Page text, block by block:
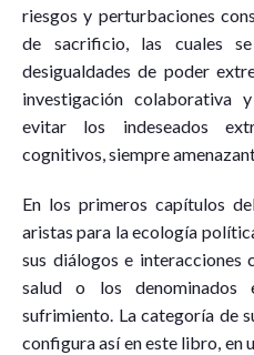
riesgos y perturbaciones
de sacrificio, las cuales
desigualdades de poder
investigación colaborativa
evitar los indeseados
cognitivos, siempre
En los primeros capítulos
aristas para la ecología
sus diálogos e
salud o los denominados
sufrimiento. La categoría de
configura así en este libro, en